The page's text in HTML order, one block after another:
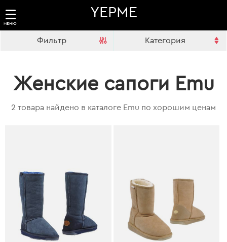
МЕНЮ
YEPME
Фильтр Категория
Женские сапоги Emu
2 товара найдено в каталоге Emu по хорошим ценам